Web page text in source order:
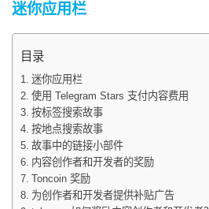
迷你应用栏
目录
迷你应用栏
使用 Telegram Stars 支付内容费用
按标签搜索故事
按地点搜索故事
故事中的链接小部件
内容创作者和开发者的奖励
Toncoin 奖励
为创作者和开发者提供补贴广告